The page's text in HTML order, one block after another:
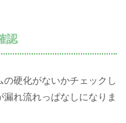
認
硬化がないかチェックし
れ流れっぱなしになりま